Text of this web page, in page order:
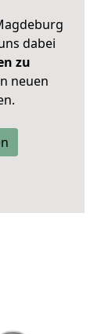
dabei
zu
neuen